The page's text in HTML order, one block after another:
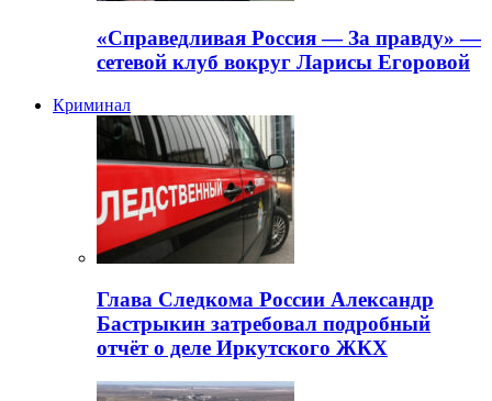
«Справедливая Россия — За правду» —
сетевой клуб вокруг Ларисы Егоровой
Криминал
Глава Следкома России Александр
Бастрыкин затребовал подробный
отчёт о деле Иркутского ЖКХ